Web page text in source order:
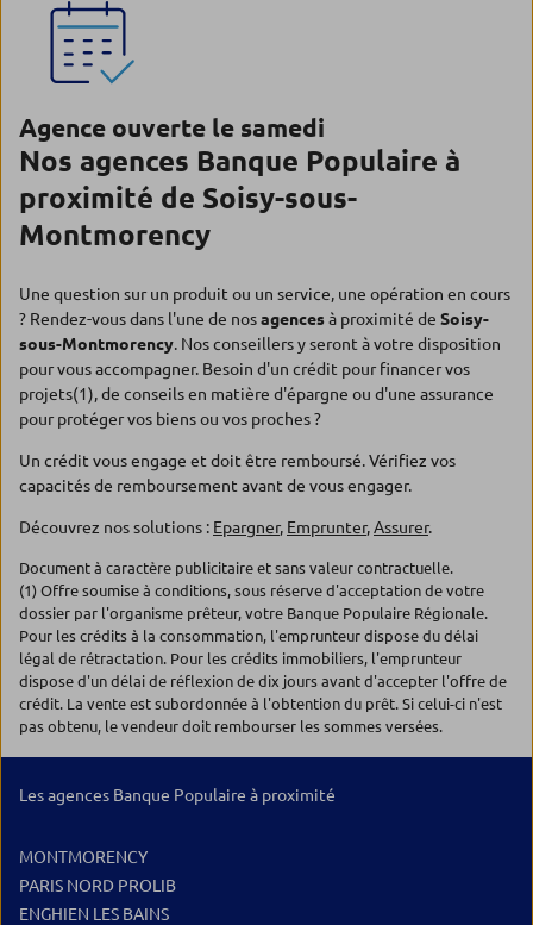
Agence ouverte le samedi
Nos agences Banque Populaire à
proximité de Soisy-sous-
Montmorency
Une question sur un produit ou un service, une opération en cours
? Rendez-vous dans l'une de nosagencesà proximité de Soisy-
sous-Montmorency. Nos conseillers y seront à votre disposition
pour vous accompagner. Besoin d'un crédit pour financer vos
projets(1), de conseils en matière d'épargne ou d'une assurance
pour protéger vos biens ou vos proches ?
Un crédit vous engage et doit être remboursé. Vérifiez vos
capacités de remboursement avant de vous engager.
Découvrez nos solutions : Epargner, Emprunter,Assurer.
Document à caractère publicitaire et sans valeur contractuelle.
(1) Offre soumise à conditions, sous réserve d'acceptation de votre
dossier par l'organisme prêteur, votre Banque Populaire Régionale.
Pour les crédits à la consommation, l'emprunteur dispose du délai
légal de rétractation. Pour les crédits immobiliers, l'emprunteur
dispose d'un délai de réflexion de dix jours avant d'accepter l'offre de
crédit. La vente est subordonnée à l'obtention du prêt. Si celui-ci n'est
pas obtenu, le vendeur doit rembourser les sommes versées.
Les agences Banque Populaire à proximité
MONTMORENCY
PARIS NORD PROLIB
ENGHIEN LES BAINS